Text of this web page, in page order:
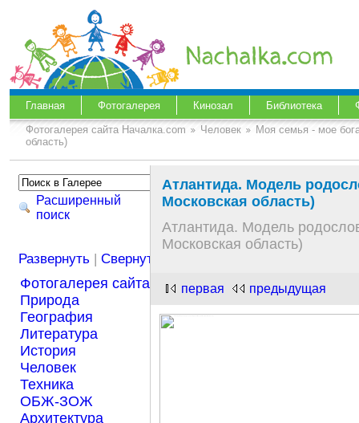
Главная Фотогалерея Кинозал Библиотека
Фотогалерея сайта Началка.com Человек
Моя семья - мое
область)
Расширенный
поиск
Развернуть |Свернуть
Фотогалерея сайта Началка.com
Природа
География
Литература
История
Человек
Техника
ОБЖ-ЗОЖ
Архитектура
Атлантида. Модель
Московская область)
Атлантида. Модель
Московская область)
первая предыдущая